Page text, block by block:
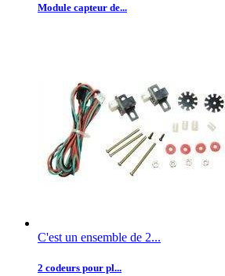
Module capteur de...
C'est un ensemble de 2...
2 codeurs pour pl...